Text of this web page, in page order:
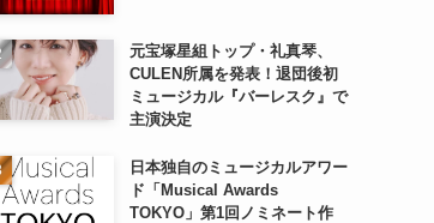
元宝塚星組トップ・礼真琴、
CULEN所属を発表！退団後初
ミュージカル『バーレスク』で
主演決定
日本独自のミュージカルアワー
ド「Musical Awards
TOKYO」第1回ノミネート作